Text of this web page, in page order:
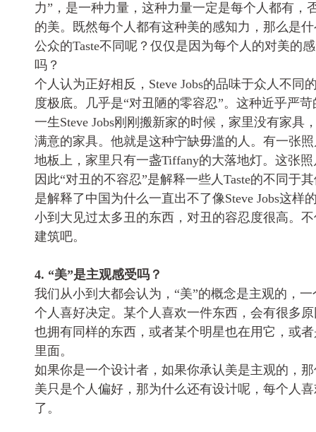
力”，是一种力量，这种力量一定是每个人都有，
的美。既然每个人都有这种美的感知力，那么是什
公众的Taste不同呢？仅仅是因为每个人的对美的
吗？
个人认为正好相反，Steve Jobs的品味于众人不同
度极底。几乎是“对丑陋的零容忍”。这种近乎严
一生Steve Jobs刚刚搬新家的时候，家里没有家具
满意的家具。他就是这种宁缺毋滥的人。有一张
地板上，家里只有一盏Tiffany的大落地灯。这张
因此“对丑的不容忍”是解释一些人Taste的不同于
是解释了中国为什么一直出不了像Steve Jobs这样
小到大见过太多丑的东西，对丑的容忍度很高。
建筑吧。
4. “美”是主观感受吗？
我们从小到大都会认为，“美”的概念是主观的，
个人喜好决定。某个人喜欢一件东西，会有很多
也拥有同样的东西，或者某个明星也在用它，或
里面。
如果你是一个设计者，如果你承认美是主观的，
美只是个人偏好，那为什么还有设计呢，每个人
了。